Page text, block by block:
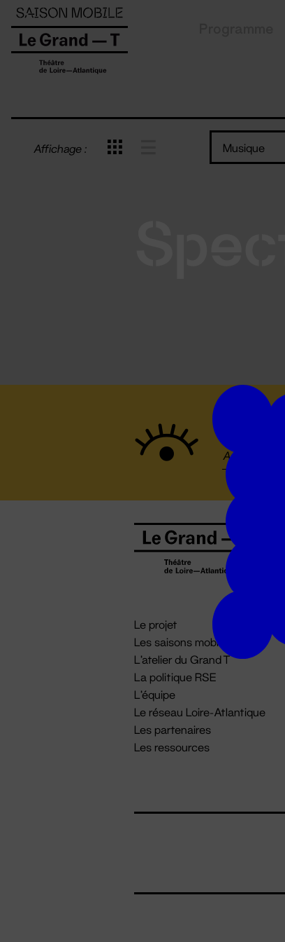
Affichage : Musique
Le projet
Les saisons mobiles
L'atelier du Grand T
La politique RSE
L'équipe
Le réseau Loire-Atlantique
Les partenaires
Les ressources
Panneau de gestion des cookies